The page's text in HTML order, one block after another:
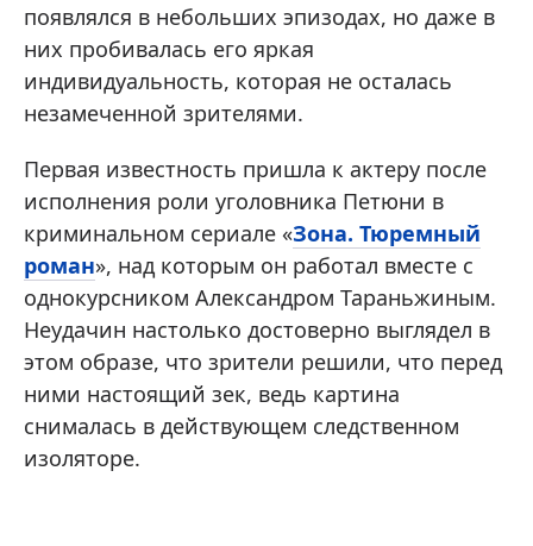
появлялся в небольших эпизодах, но даже в
них пробивалась его яркая
индивидуальность, которая не осталась
незамеченной зрителями.
Первая известность пришла к актеру после
исполнения роли уголовника Петюни в
криминальном сериале «Зона. Тюремный
роман», над которым он работал вместе с
однокурсником Александром Тараньжиным.
Неудачин настолько достоверно выглядел в
этом образе, что зрители решили, что перед
ними настоящий зек, ведь картина
снималась в действующем следственном
изоляторе.